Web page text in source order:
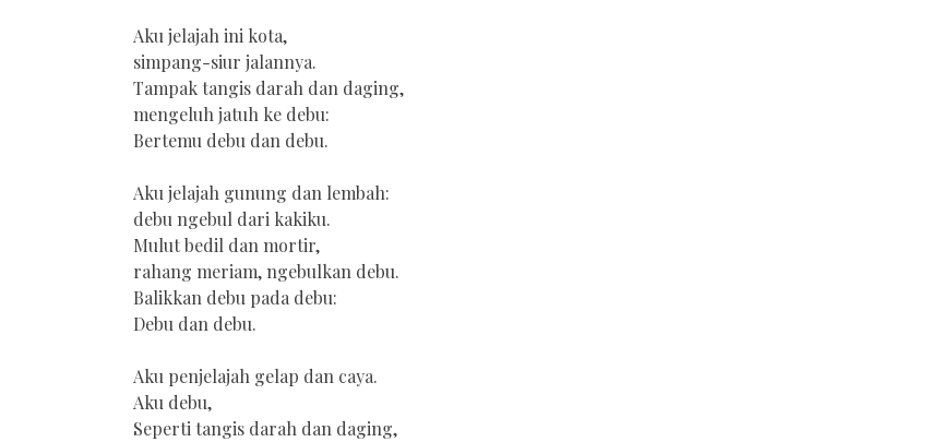
Aku jelajah ini kota,
simpang-siur jalannya.
Tampak tangis darah dan daging,
mengeluh jatuh ke debu:
Bertemu debu dan debu.
Aku jelajah gunung dan lembah:
debu ngebul dari kakiku.
Mulut bedil dan mortir,
rahang meriam, ngebulkan debu.
Balikkan debu pada debu:
Debu dan debu.
Aku penjelajah gelap dan caya.
Aku debu,
Seperti tangis darah dan daging,